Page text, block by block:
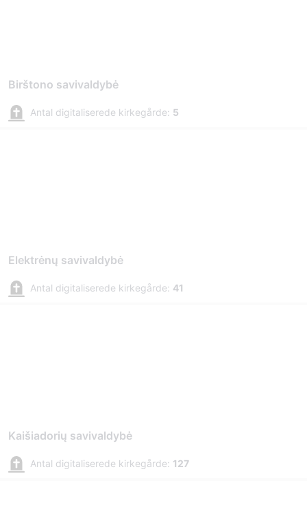
Birštono savivaldybė
Antal digitaliserede kirkegårde: 5
Elektrėnų savivaldybė
Antal digitaliserede kirkegårde: 41
Kaišiadorių savivaldybė
Antal digitaliserede kirkegårde: 127